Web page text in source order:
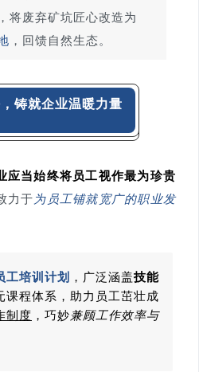
，将废弃矿坑匠心改造为
，回馈自然生态。
铸就企业温暖力量
应当始终将员工视作最为珍贵
力于 为员工铺就宽广的职业发
工培训计划 ，广泛涵盖技能
课程体系，助力员工茁壮成
制度 ，巧妙兼顾工作效率与